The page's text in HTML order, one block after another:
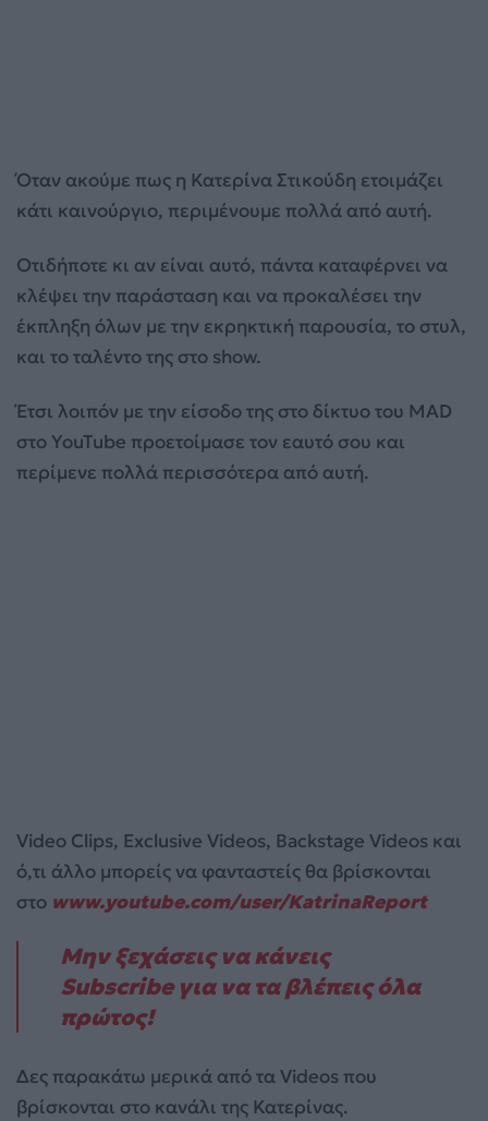
Όταν ακούμε πως η Κατερίνα Στικούδη ετοιμάζει
κάτι καινούργιο, περιμένουμε πολλά από αυτή.
Οτιδήποτε κι αν είναι αυτό, πάντα καταφέρνει να
κλέψει την παράσταση και να προκαλέσει την
έκπληξη όλων με την εκρηκτική παρουσία, το στυλ,
και το ταλέντο της στο show.
Έτσι λοιπόν με την είσοδο της στο δίκτυο του MAD
στο YouTube προετοίμασε τον εαυτό σου και
περίμενε πολλά περισσότερα από αυτή.
Video Clips, Exclusive Videos, Backstage Videos και
ό,τι άλλο μπορείς να φανταστείς θα βρίσκονται
στο www.youtube.com/user/KatrinaReport
Mην ξεχάσεις να κάνεις
Subscribe για να τα βλέπεις όλα
πρώτος!
Δες παρακάτω μερικά από τα Videos που
βρίσκονται στο κανάλι της Κατερίνας.